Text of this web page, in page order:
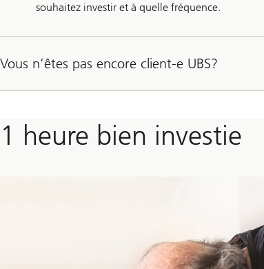
souhaitez investir et à quelle fréquence.
Vous n’êtes pas encore client-e UBS?
1 heure bien investie